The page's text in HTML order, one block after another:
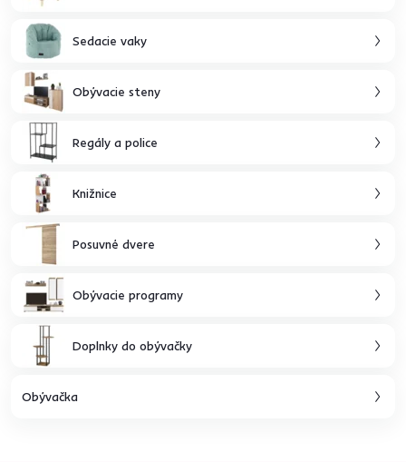
Sedacie vaky
Obývacie steny
Regály a police
Knižnice
Posuvné dvere
Obývacie programy
Doplnky do obývačky
Obývačka